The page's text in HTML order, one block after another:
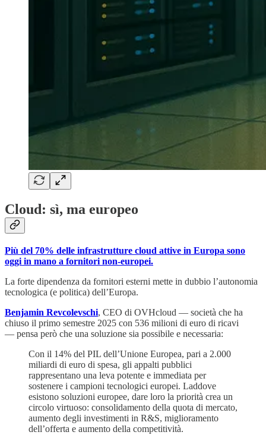
Cloud: sì, ma europeo
Più del 70% delle infrastrutture cloud attive in Europa sono
oggi in mano a fornitori non-europei.
La forte dipendenza da fornitori esterni mette in dubbio l’autonomia
tecnologica (e politica) dell’Europa.
Benjamin Revcolevschi, CEO di OVHcloud — società che ha
chiuso il primo semestre 2025 con 536 milioni di euro di ricavi
— pensa però che una soluzione sia possibile e necessaria:
Con il 14% del PIL dell’Unione Europea, pari a 2.000
miliardi di euro di spesa, gli appalti pubblici
rappresentano una leva potente e immediata per
sostenere i campioni tecnologici europei. Laddove
esistono soluzioni europee, dare loro la priorità crea un
circolo virtuoso: consolidamento della quota di mercato,
aumento degli investimenti in R&S, miglioramento
dell’offerta e aumento della competitività.